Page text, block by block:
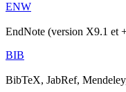
ENW
EndNote (version X9.1 et
BIB
BibTeX, JabRef,